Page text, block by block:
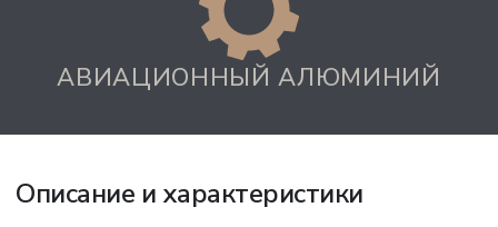
АВИАЦИОННЫЙ АЛЮМИНИЙ
Описание и характеристики